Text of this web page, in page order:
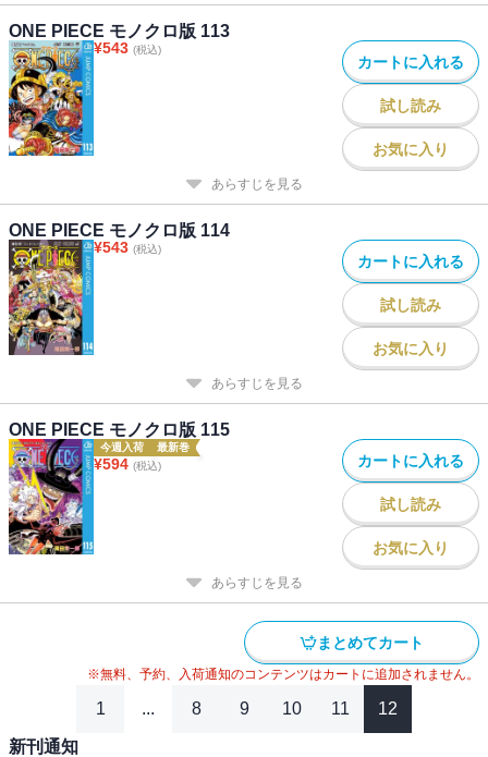
ONE PIECE モノクロ版 113
¥543 (税込)
カートに入れる
試し読み
お気に入り
あらすじを見る
ONE PIECE モノクロ版 114
¥543 (税込)
カートに入れる
試し読み
お気に入り
あらすじを見る
ONE PIECE モノクロ版 115
今週入荷 最新巻
¥594 (税込) カートに入れる
試し読み
お気に入り
あらすじを見る
まとめてカート
※無料、予約、入荷通知のコンテンツはカートに追加されません。
1 ... 8 9 10 11 12
新刊通知